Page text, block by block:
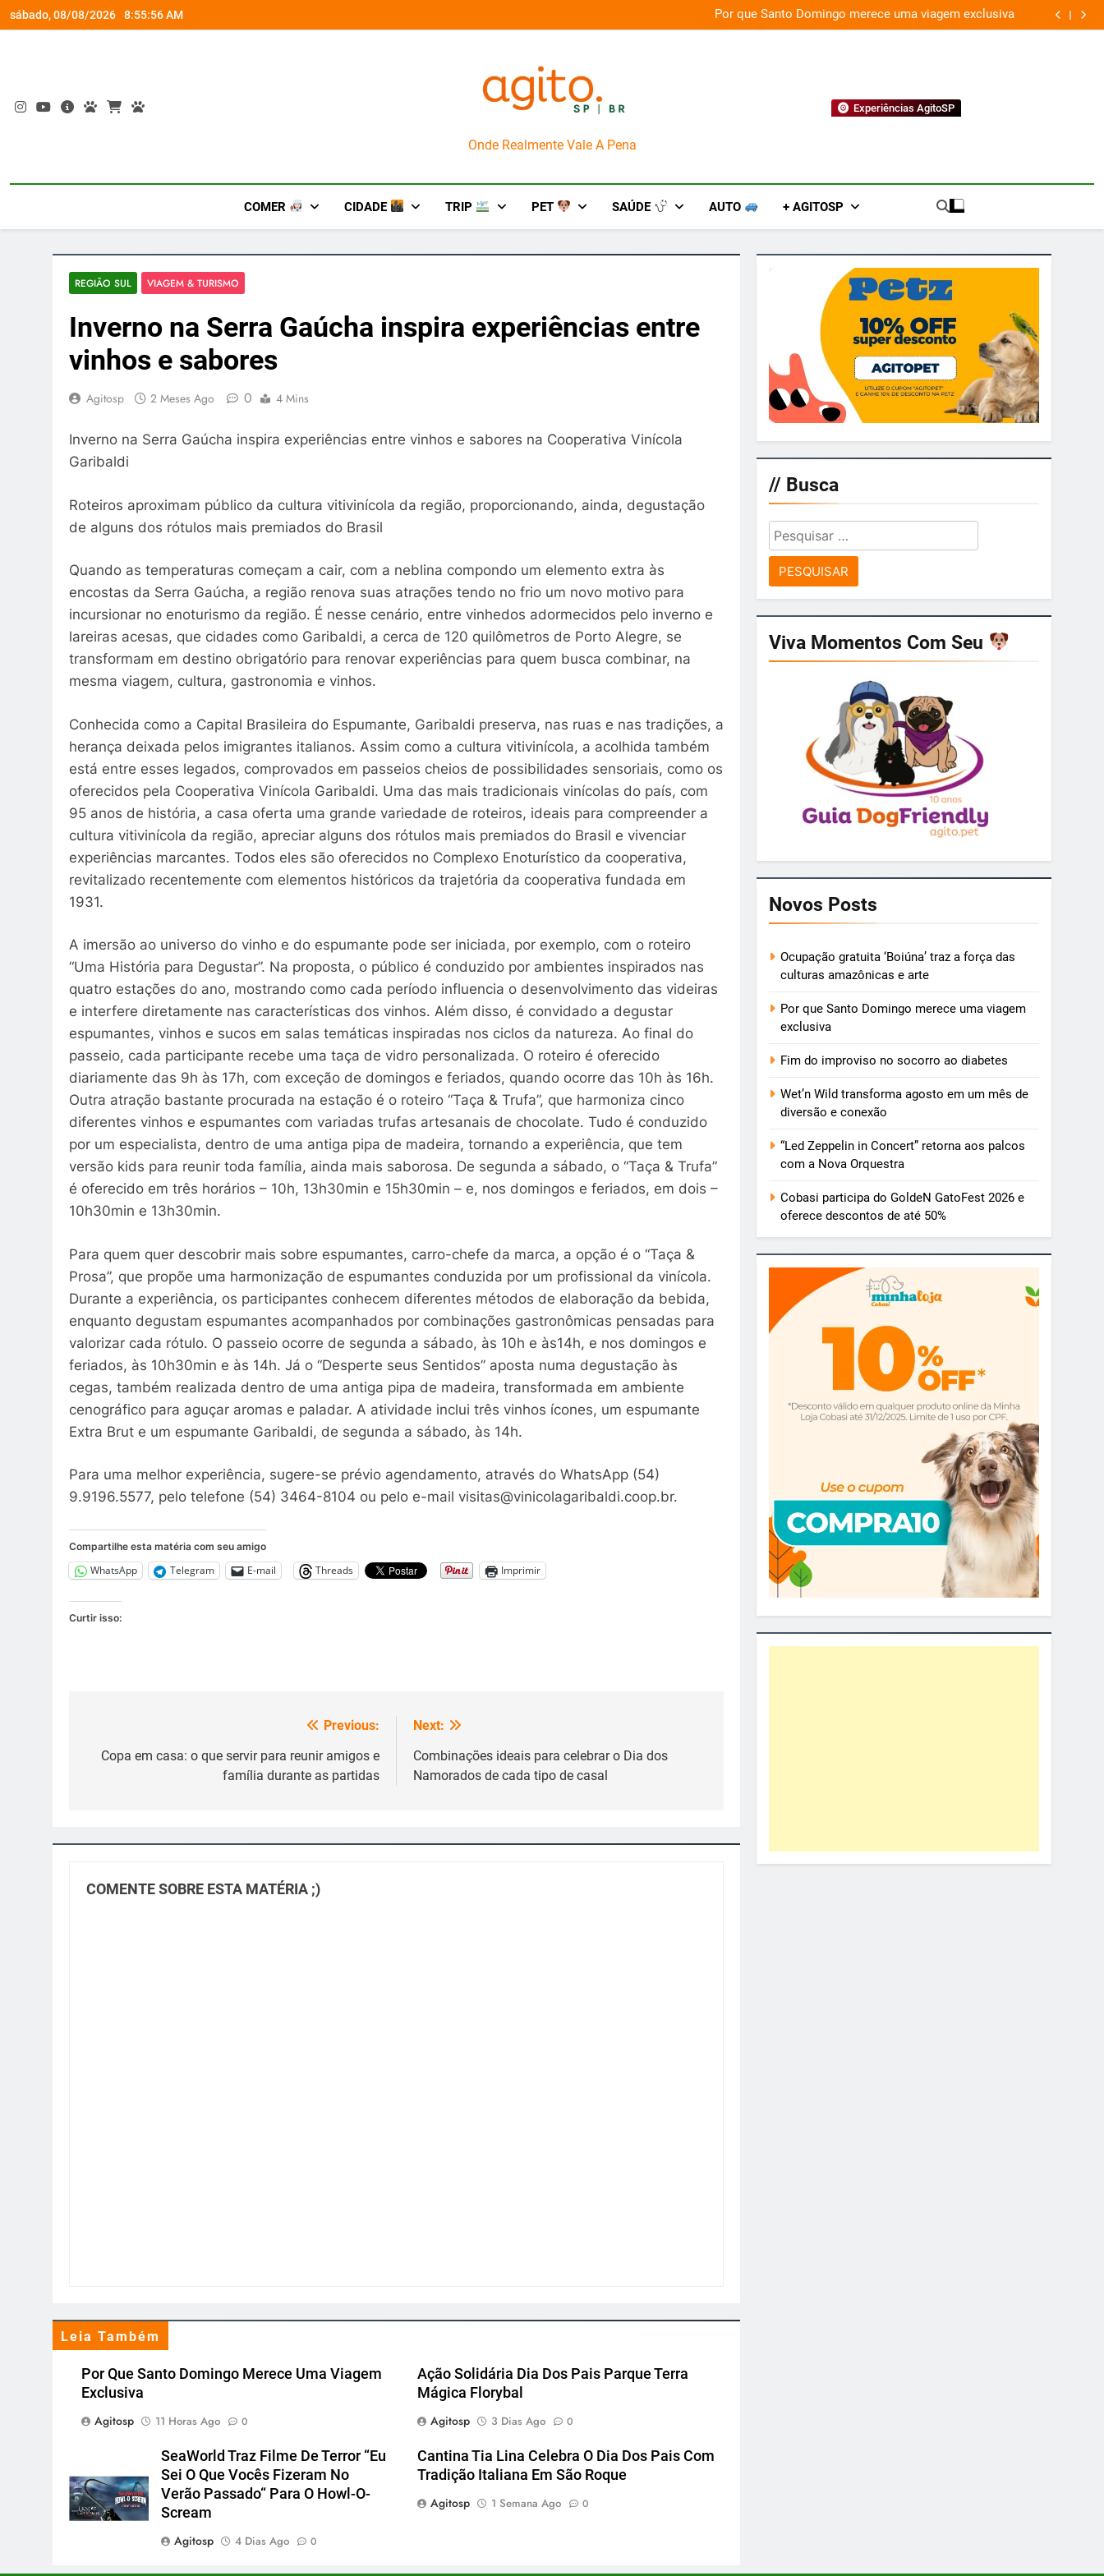
Skip
to
sábado, 08/08/2026 8:55:57 AM
gamer gratuita Ocupação gratuita ‘Boiúna’ traz a força das culturas amazônicas e arte Por que Santo Domingo merece uma viagem exclusiva
AgitoSP
Onde Realmente Vale A Pena
Experiências AgitoSP
COMER CIDADE TRIP PET SAÚDE AUTO + AGITOSP
REGIÃO SUL VIAGEM & TURISMO
Inverno na Serra Gaúcha inspira experiências entre
vinhos e sabores
Agitosp 2 Meses Ago 0 4 Mins
Inverno na Serra Gaúcha inspira experiências entre vinhos e sabores na Cooperativa Vinícola
Garibaldi
Roteiros aproximam público da cultura vitivinícola da região, proporcionando, ainda, degustação
de alguns dos rótulos mais premiados do Brasil
Quando as temperaturas começam a cair, com a neblina compondo um elemento extra às
encostas da Serra Gaúcha, a região renova suas atrações tendo no frio um novo motivo para
incursionar no enoturismo da região. É nesse cenário, entre vinhedos adormecidos pelo inverno e
lareiras acesas, que cidades como Garibaldi, a cerca de 120 quilômetros de Porto Alegre, se
transformam em destino obrigatório para renovar experiências para quem busca combinar, na
mesma viagem, cultura, gastronomia e vinhos.
Conhecida como a Capital Brasileira do Espumante, Garibaldi preserva, nas ruas e nas tradições, a
herança deixada pelos imigrantes italianos. Assim como a cultura vitivinícola, a acolhida também
está entre esses legados, comprovados em passeios cheios de possibilidades sensoriais, como os
oferecidos pela Cooperativa Vinícola Garibaldi. Uma das mais tradicionais vinícolas do país, com
95 anos de história, a casa oferta uma grande variedade de roteiros, ideais para compreender a
cultura vitivinícola da região, apreciar alguns dos rótulos mais premiados do Brasil e vivenciar
experiências marcantes. Todos eles são oferecidos no Complexo Enoturístico da cooperativa,
revitalizado recentemente com elementos históricos da trajetória da cooperativa fundada em
1931.
A imersão ao universo do vinho e do espumante pode ser iniciada, por exemplo, com o roteiro
“Uma História para Degustar”. Na proposta, o público é conduzido por ambientes inspirados nas
quatro estações do ano, mostrando como cada período influencia o desenvolvimento das videiras
e interfere diretamente nas características dos vinhos. Além disso, é convidado a degustar
espumantes, vinhos e sucos em salas temáticas inspiradas nos ciclos da natureza. Ao final do
passeio, cada participante recebe uma taça de vidro personalizada. O roteiro é oferecido
diariamente das 9h às 17h, com exceção de domingos e feriados, quando ocorre das 10h às 16h.
Outra atração bastante procurada na estação é o roteiro “Taça & Trufa”, que harmoniza cinco
diferentes vinhos e espumantes com variadas trufas artesanais de chocolate. Tudo é conduzido
por um especialista, dentro de uma antiga pipa de madeira, tornando a experiência, que tem
versão kids para reunir toda família, ainda mais saborosa. De segunda a sábado, o “Taça & Trufa”
é oferecido em três horários – 10h, 13h30min e 15h30min – e, nos domingos e feriados, em dois –
10h30min e 13h30min.
Para quem quer descobrir mais sobre espumantes, carro-chefe da marca, a opção é o “Taça &
Prosa”, que propõe uma harmonização de espumantes conduzida por um profissional da vinícola.
Durante a experiência, os participantes conhecem diferentes métodos de elaboração da bebida,
enquanto degustam espumantes acompanhados por combinações gastronômicas pensadas para
valorizar cada rótulo. O passeio ocorre de segunda a sábado, às 10h e às14h, e nos domingos e
feriados, às 10h30min e às 14h. Já o “Desperte seus Sentidos” aposta numa degustação às
cegas, também realizada dentro de uma antiga pipa de madeira, transformada em ambiente
cenográfico para aguçar aromas e paladar. A atividade inclui três vinhos ícones, um espumante
Extra Brut e um espumante Garibaldi, de segunda a sábado, às 14h.
Para uma melhor experiência, sugere-se prévio agendamento, através do WhatsApp (54)
9.9196.5577, pelo telefone (54) 3464-8104 ou pelo e-mail visitas@vinicolagaribaldi.coop.br.
Compartilhe esta matéria com seu amigo
WhatsApp Telegram E-mail Threads Imprimir
Curtir isso:
de
Previous:
Copa em casa: o que servir para reunir amigos e
família durante as partidas
Next:
Combinações ideais para celebrar o Dia dos
Namorados de cada tipo de casal
COMENTE SOBRE ESTA MATÉRIA ;)
Leia Também
Por Que Santo Domingo Merece Uma Viagem
Exclusiva
Agitosp
11 Horas Ago 0
Ação Solidária Dia Dos Pais Parque Terra
Mágica Florybal
Agitosp
3 Dias Ago 0
SeaWorld Traz Filme De Terror “Eu
Sei O Que Vocês Fizeram No
Verão Passado“ Para O Howl-O-
Scream
Agitosp
4 Dias Ago 0
Cantina Tia Lina Celebra O Dia Dos Pais Com
Tradição Italiana Em São Roque
Agitosp
1 Semana Ago 0
// Busca
Pesquisar
por:
Viva Momentos Com Seu
Novos Posts
Ocupação gratuita ‘Boiúna’ traz a força das
culturas amazônicas e arte
Por que Santo Domingo merece uma viagem
exclusiva
Fim do improviso no socorro ao diabetes
Wet’n Wild transforma agosto em um mês de
diversão e conexão
“Led Zeppelin in Concert” retorna aos palcos
com a Nova Orquestra
Cobasi participa do GoldeN GatoFest 2026 e
oferece descontos de até 50%